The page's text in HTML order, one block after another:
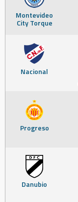
Montevideo
City Torque
Nacional
Progreso
Danubio